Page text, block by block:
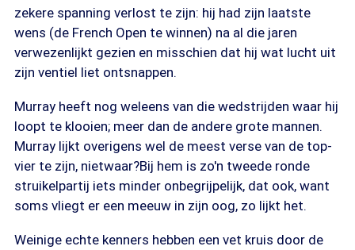
zekere spanning verlost te zijn: hij had zijn laatste
wens (de French Open te winnen) na al die jaren
verwezenlijkt gezien en misschien dat hij wat lucht uit
zijn ventiel liet ontsnappen.
Murray heeft nog weleens van die wedstrijden waar hij
loopt te klooien; meer dan de andere grote mannen.
Murray lijkt overigens wel de meest verse van de top-
vier te zijn, nietwaar?Bij hem is zo'n tweede ronde
struikelpartij iets minder onbegrijpelijk, dat ook, want
soms vliegt er een meeuw in zijn oog, zo lijkt het.
Weinige echte kenners hebben een vet kruis door de